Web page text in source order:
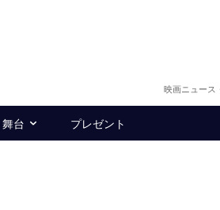
映画ニュース
舞台 プレゼント